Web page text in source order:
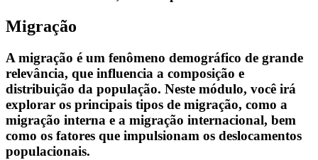
Migração
A migração é um fenômeno demográfico de grande
relevância, que influencia a composição e
distribuição da população. Neste módulo, você irá
explorar os principais tipos de migração, como a
migração interna e a migração internacional, bem
como os fatores que impulsionam os deslocamentos
populacionais.